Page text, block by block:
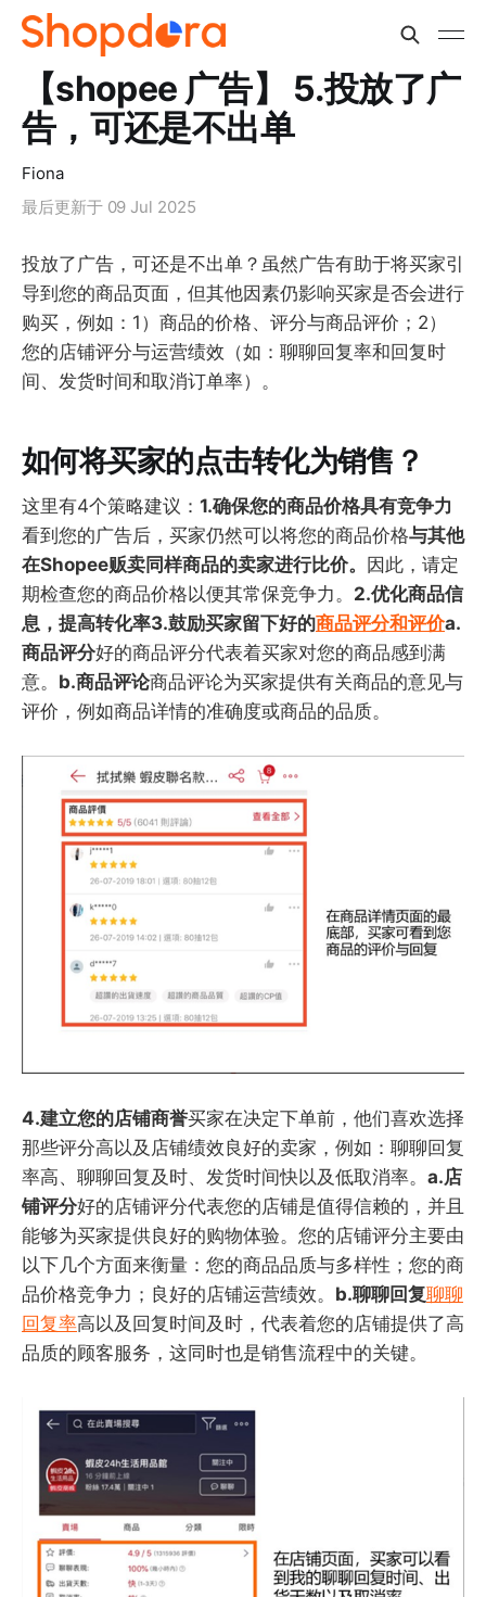
【shopee 广告】 5.投放了广
告，可还是不出单
Fiona
最后更新于 09 Jul 2025
投放了广告，可还是不出单？虽然广告有助于将买家引
导到您的商品页面，但其他因素仍影响买家是否会进行
购买，例如：1）商品的价格、评分与商品评价；2）
您的店铺评分与运营绩效（如：聊聊回复率和回复时
间、发货时间和取消订单率）。
如何将买家的点击转化为销售？
这里有4个策略建议： 1.确保您的商品价格具有竞争力
看到您的广告后，买家仍然可以将您的商品价格与其他
在Shopee贩卖同样商品的卖家进行比价。 因此，请定
期检查您的商品价格以便其常保竞争力。 2.优化商品信
息，提高转化率3.鼓励买家留下好的商品评分和评价a.
商品评分好的商品评分代表着买家对您的商品感到满
意。 b.商品评论商品评论为买家提供有关商品的意见与
评价，例如商品详情的准确度或商品的品质。
4.建立您的店铺商誉买家在决定下单前，他们喜欢选择
那些评分高以及店铺绩效良好的卖家，例如：聊聊回复
率高、聊聊回复及时、发货时间快以及低取消率。 a.店
铺评分好的店铺评分代表您的店铺是值得信赖的，并且
能够为买家提供良好的购物体验。您的店铺评分主要由
以下几个方面来衡量：您的商品品质与多样性；您的商
品价格竞争力；良好的店铺运营绩效。 b.聊聊回复聊聊
回复率高以及回复时间及时，代表着您的店铺提供了高
品质的顾客服务，这同时也是销售流程中的关键。